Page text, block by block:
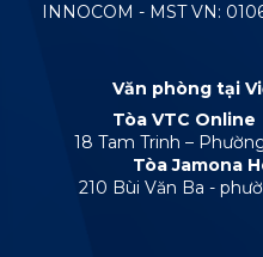
INNOCOM - MST VN:
Văn phòng tại
Tòa VTC Online
18 Tam Trinh –
Tòa Jamona
210 Bùi Văn Ba -